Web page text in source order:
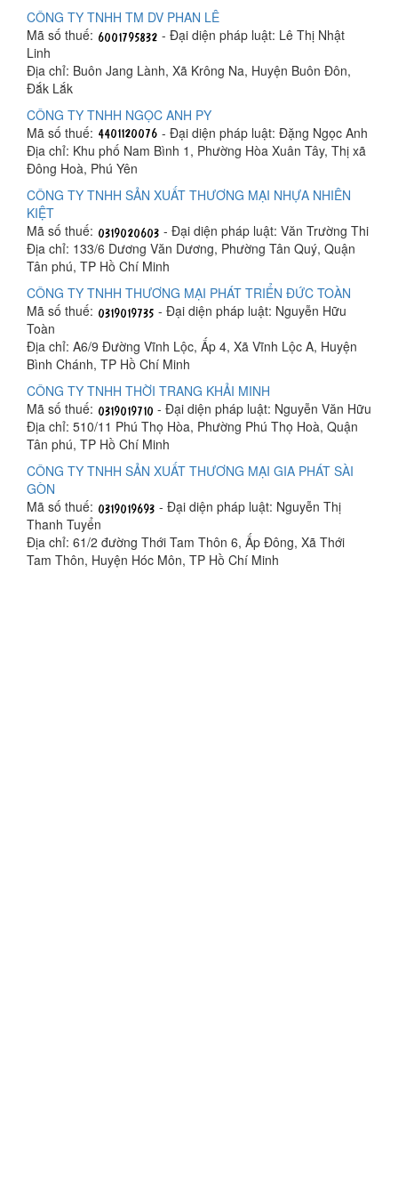
CÔNG TY TNHH TM DV PHAN LÊ
Mã số thuế:
- Đại diện pháp luật: Lê Thị Nhật
Linh
Địa chỉ: Buôn Jang Lành, Xã Krông Na, Huyện Buôn Đôn,
Đắk Lắk
CÔNG TY TNHH NGỌC ANH PY
Mã số thuế:
- Đại diện pháp luật: Đặng Ngọc Anh
Địa chỉ: Khu phố Nam Bình 1, Phường Hòa Xuân Tây, Thị xã
Đông Hoà, Phú Yên
CÔNG TY TNHH SẢN XUẤT THƯƠNG MẠI NHỰA NHIÊN
KIỆT
Mã số thuế:
- Đại diện pháp luật: Văn Trường Thi
Địa chỉ: 133/6 Dương Văn Dương, Phường Tân Quý, Quận
Tân phú, TP Hồ Chí Minh
CÔNG TY TNHH THƯƠNG MẠI PHÁT TRIỂN ĐỨC TOÀN
Mã số thuế:
- Đại diện pháp luật: Nguyễn Hữu
Toàn
Địa chỉ: A6/9 Đường Vĩnh Lộc, Ấp 4, Xã Vĩnh Lộc A, Huyện
Bình Chánh, TP Hồ Chí Minh
CÔNG TY TNHH THỜI TRANG KHẢI MINH
Mã số thuế:
- Đại diện pháp luật: Nguyễn Văn Hữu
Địa chỉ: 510/11 Phú Thọ Hòa, Phường Phú Thọ Hoà, Quận
Tân phú, TP Hồ Chí Minh
CÔNG TY TNHH SẢN XUẤT THƯƠNG MẠI GIA PHÁT SÀI
GÒN
Mã số thuế:
- Đại diện pháp luật: Nguyễn Thị
Thanh Tuyển
Địa chỉ: 61/2 đường Thới Tam Thôn 6, Ấp Đông, Xã Thới
Tam Thôn, Huyện Hóc Môn, TP Hồ Chí Minh